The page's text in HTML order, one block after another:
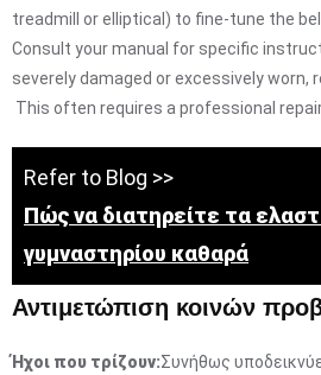
treadmill or elliptical) to fine-tune the
Consult your manual for specific
severely damaged or excessively worn,
This often requires a professional
Refer to Blog >>
Πώς να διατηρείτε τα
γυμναστηρίου καθαρά
Αντιμετώπιση κοινών
Ήχοι που τρίζουν:Συνήθως